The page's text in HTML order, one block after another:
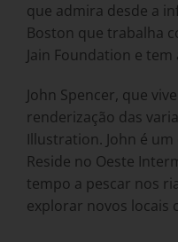
que admira desde a
Boston que trabalha
Jain Foundation e
John Spencer, que
renderização das
Illustration. John é
Reside no Oeste
tempo a pescar nos
explorar novos locais